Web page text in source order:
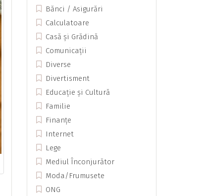
Bănci / Asigurări
Calculatoare
Casă și Grădină
Comunicații
Diverse
Divertisment
Educație și Cultură
Familie
Finanțe
Internet
Lege
Mediul Înconjurător
Moda/Frumusete
ONG